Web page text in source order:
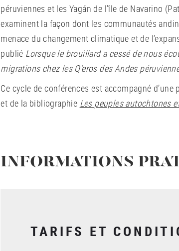
péruviennes et les Yagán de l’île de Navarino
examinent la façon dont les communautés
menace du changement climatique et de
publié Lorsque le brouillard a cessé de nous
migrations chez les Q’eros des Andes
Ce cycle de conférences est accompagné d’une
et de la bibliographie Les peuples autochtones
INFORMATIONS
TARIFS ET